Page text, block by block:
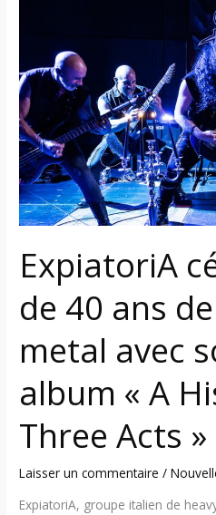
ExpiatoriA
de 40 ans
metal avec
album « A
Three Acts »
Laisser un commentaire /
ExpiatoriA, groupe italien de
de
40
ans
de
heavy
metal
avec
son
album
A
In
Three
Acts
»